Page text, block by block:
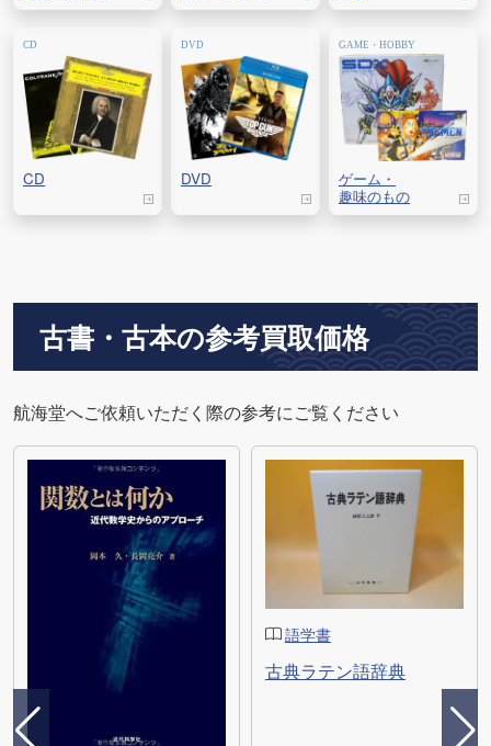
CD DVD
ゲーム・
趣味のもの
古書・古本の参考買取価格
航海堂へご依頼いただく際の参考にご覧ください
語学書
古典ラテン語辞典